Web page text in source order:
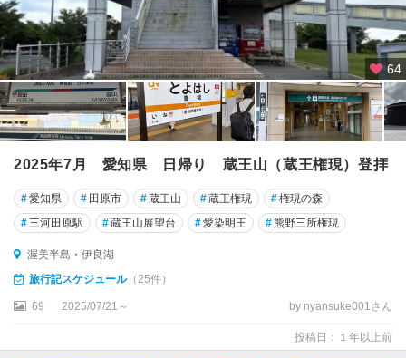
64
2025年7月 愛知県 日帰り 蔵王山（蔵王権現）登拝
#愛知県 # 田原市 #蔵王山 #蔵王権現 #権現の森
# 三河田原駅 #蔵王山展望台 #愛染明王 #熊野三所権現
渥美半島・伊良湖
旅行記スケジュール（25件）
69 2025/07/21～ by nyansuke001さん
投稿日：１年以上前